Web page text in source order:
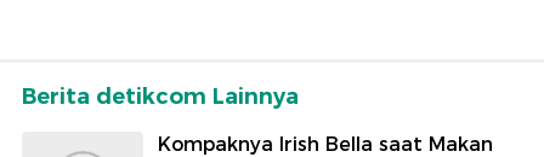
Berita detikcom Lainnya
Kompaknya Irish Bella saat Makan